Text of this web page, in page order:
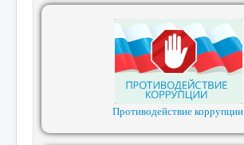
Противодействие коррупции